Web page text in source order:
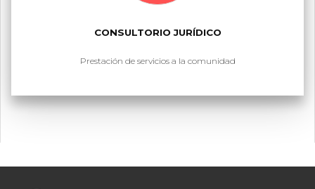
CONSULTORIO JURÍDICO
Prestación de servicios a la comunidad